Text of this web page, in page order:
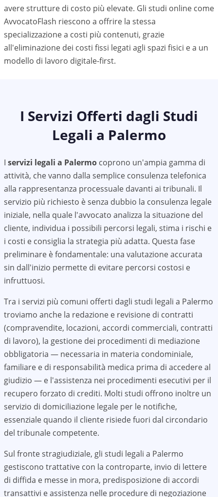
avere strutture di costo più elevate. Gli studi online come
AvvocatoFlash riescono a offrire la stessa
specializzazione a costi più contenuti, grazie
all'eliminazione dei costi fissi legati agli spazi fisici e a un
modello di lavoro digitale-first.
I Servizi Offerti dagli Studi
Legali a Palermo
I servizi legali a Palermo coprono un'ampia gamma di
attività, che vanno dalla semplice consulenza telefonica
alla rappresentanza processuale davanti ai tribunali. Il
servizio più richiesto è senza dubbio la consulenza legale
iniziale, nella quale l'avvocato analizza la situazione del
cliente, individua i possibili percorsi legali, stima i rischi e
i costi e consiglia la strategia più adatta. Questa fase
preliminare è fondamentale: una valutazione accurata
sin dall'inizio permette di evitare percorsi costosi e
infruttuosi.
Tra i servizi più comuni offerti dagli studi legali a Palermo
troviamo anche la redazione e revisione di contratti
(compravendite, locazioni, accordi commerciali, contratti
di lavoro), la gestione dei procedimenti di mediazione
obbligatoria — necessaria in materia condominiale,
familiare e di responsabilità medica prima di accedere al
giudizio — e l'assistenza nei procedimenti esecutivi per il
recupero forzato di crediti. Molti studi offrono inoltre un
servizio di domiciliazione legale per le notifiche,
essenziale quando il cliente risiede fuori dal circondario
del tribunale competente.
Sul fronte stragiudiziale, gli studi legali a Palermo
gestiscono trattative con la controparte, invio di lettere
di diffida e messe in mora, predisposizione di accordi
transattivi e assistenza nelle procedure di negoziazione